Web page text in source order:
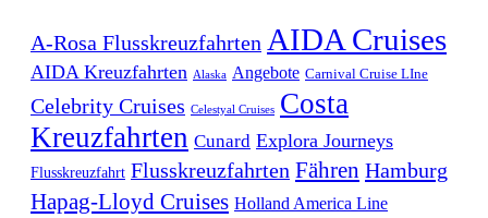
A-Rosa Flusskreuzfahrten AIDA Cruises
AIDA Kreuzfahrten Alaska Angebote Carnival Cruise LIne
Celebrity Cruises Celestyal Cruises Costa
Kreuzfahrten Cunard Explora Journeys
Flusskreuzfahrt Flusskreuzfahrten Fähren Hamburg
Hapag-Lloyd Cruises Holland America Line